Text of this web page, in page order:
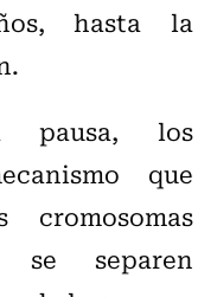
hasta la
pausa, los
que
se separen